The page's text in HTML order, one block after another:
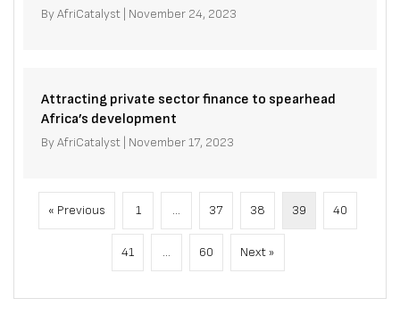
ByAfriCatalyst November 24, 2023
Attracting private sector finance to spearhead
Africa’s development
ByAfriCatalyst November 17, 2023
« Previous 1 … 37 38 39 40
41 … 60 Next »